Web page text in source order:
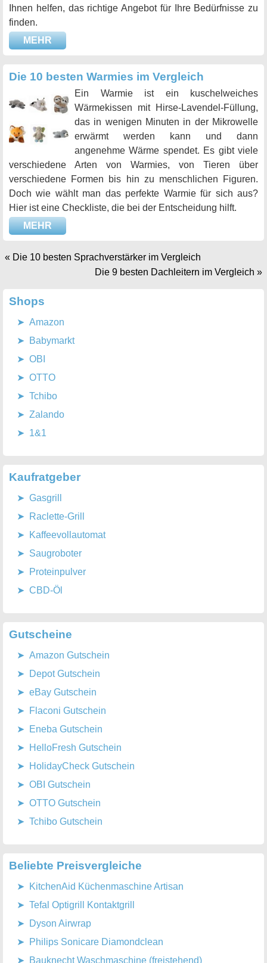
Ihnen helfen, das richtige Angebot für Ihre Bedürfnisse zu
finden.
MEHR
Die 10 besten Warmies im Vergleich
Ein Warmie ist ein kuschelweiches
Wärmekissen mit Hirse-Lavendel-Füllung,
das in wenigen Minuten in der Mikrowelle
erwärmt werden kann und dann
angenehme Wärme spendet. Es gibt viele
verschiedene Arten von Warmies, von Tieren über
verschiedene Formen bis hin zu menschlichen Figuren.
Doch wie wählt man das perfekte Warmie für sich aus?
Hier ist eine Checkliste, die bei der Entscheidung hilft.
MEHR
« Die 10 besten Sprachverstärker im Vergleich
Die 9 besten Dachleitern im Vergleich »
Shops
Amazon
Babymarkt
OBI
OTTO
Tchibo
Zalando
1&1
Kaufratgeber
Gasgrill
Raclette-Grill
Kaffeevollautomat
Saugroboter
Proteinpulver
CBD-Öl
Gutscheine
Amazon Gutschein
Depot Gutschein
eBay Gutschein
Flaconi Gutschein
Eneba Gutschein
HelloFresh Gutschein
HolidayCheck Gutschein
OBI Gutschein
OTTO Gutschein
Tchibo Gutschein
Beliebte Preisvergleiche
KitchenAid Küchenmaschine Artisan
Tefal Optigrill Kontaktgrill
Dyson Airwrap
Philips Sonicare Diamondclean
Bauknecht Waschmaschine (freistehend)